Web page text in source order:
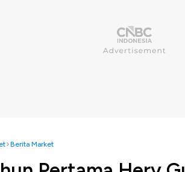
Berita Market